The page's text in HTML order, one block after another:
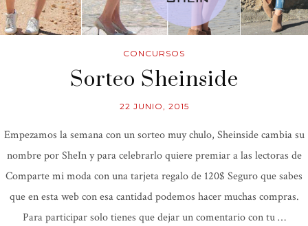
CONCURSOS
Sorteo Sheinside
22 JUNIO, 2015
Empezamos la semana con un sorteo muy chulo, Sheinside cambia su
nombre por SheIn y para celebrarlo quiere premiar a las lectoras de
Comparte mi moda con una tarjeta regalo de 120$ Seguro que sabes
que en esta web con esa cantidad podemos hacer muchas compras.
Para participar solo tienes que dejar un comentario con tu …